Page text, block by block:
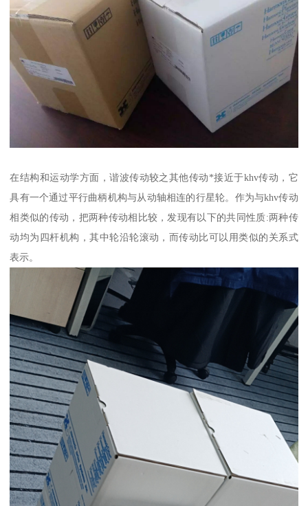
在结构和运动学方面，谐波传动较之其他传动*接近于khv传动，它
具有一个通过平行曲柄机构与从动轴相连的行星轮。作为与khv传动
相类似的传动，把两种传动相比较，发现有以下的共同性质:两种传
动均为四杆机构，其中轮沿轮滚动，而传动比可以用类似的关系式
表示。